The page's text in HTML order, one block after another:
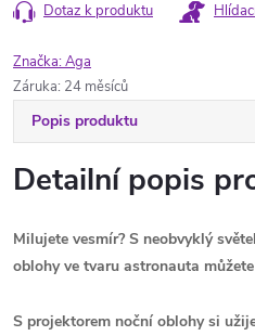
Dotaz k produktu
Značka:Aga
Záruka: 24 měsíců
Popis produktu
Detailní popis
Milujete vesmír? S neobvyklý
oblohy ve tvaru astronauta
S projektorem noční oblohy si